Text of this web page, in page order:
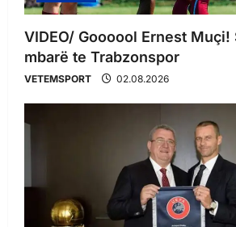
VIDEO/ Goooool Ernest
mbarë te Trabzonspor
VETEMSPORT 02.08.2026